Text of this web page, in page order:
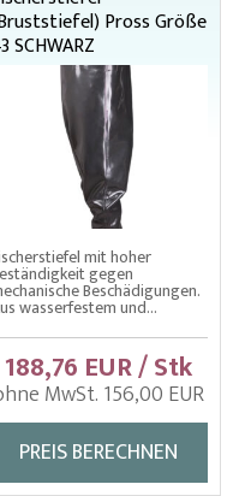
Pross Größe
SCHWARZ
mit hoher
gegen
Beschädigungen.
wasserfestem und...
188,76 EUR / Stk
MwSt. 156,00 EUR
PREIS BERECHNEN